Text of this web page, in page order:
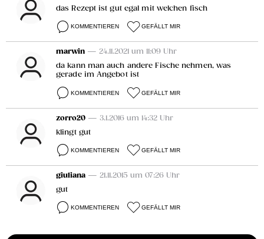
das Rezept ist gut egal mit welchen fisch
KOMMENTIEREN GEFÄLLT MIR
marwin — 24.11.2021 um 11:09 Uhr
da kann man auch andere Fische nehmen, was
gerade im Angebot ist
KOMMENTIEREN GEFÄLLT MIR
zorro20 — 3.1.2016 um 14:32 Uhr
klingt gut
KOMMENTIEREN GEFÄLLT MIR
giuliana — 21.11.2015 um 07:26 Uhr
gut
KOMMENTIEREN GEFÄLLT MIR